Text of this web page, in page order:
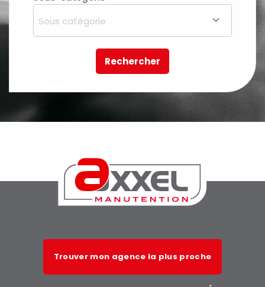
Sous catégorie
Rechercher
Trouver mon agence la plus proche